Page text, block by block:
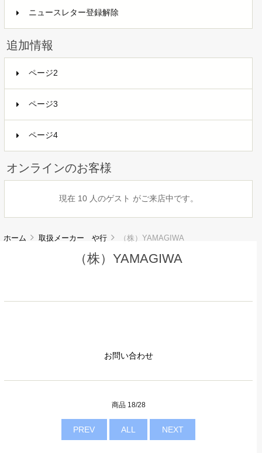
ニュースレター登録解除
追加情報
ページ2
ページ3
ページ4
オンラインのお客様
現在 10 人のゲスト がご来店中です。
ホーム 取扱メーカー や行 （株）YAMAGIWA
（株）YAMAGIWA
お問い合わせ
商品 18/28
PREV ALL NEXT